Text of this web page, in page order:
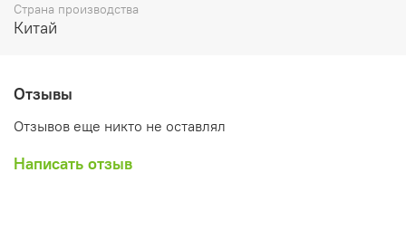
Страна производства
Китай
Отзывы
Отзывов еще никто не оставлял
Написать отзыв